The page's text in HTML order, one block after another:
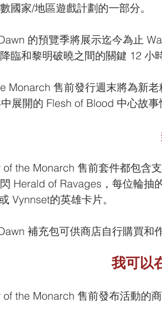
國家/地區遊戲計劃的一部分。
的預覽季將展示迄今為止
臨和黎明破曉之間的關鍵 12 小
Monarch 售前發行週末將為新
展開的 Flesh of Blood 中心故
of the Monarch 售前套件都包含
Herald of Ravages，每位輪
Vynnset的英雄卡片。
補充包可供商店自行購買和
我可以
of the Monarch 售前發布活動的